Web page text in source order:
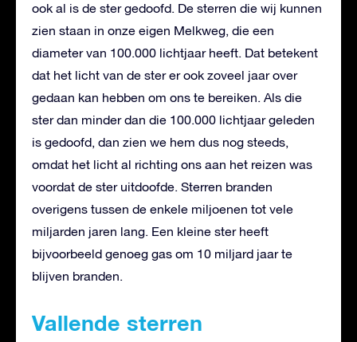
ook al is de ster gedoofd. De sterren die wij kunnen
zien staan in onze eigen Melkweg, die een
diameter van 100.000 lichtjaar heeft. Dat betekent
dat het licht van de ster er ook zoveel jaar over
gedaan kan hebben om ons te bereiken. Als die
ster dan minder dan die 100.000 lichtjaar geleden
is gedoofd, dan zien we hem dus nog steeds,
omdat het licht al richting ons aan het reizen was
voordat de ster uitdoofde. Sterren branden
overigens tussen de enkele miljoenen tot vele
miljarden jaren lang. Een kleine ster heeft
bijvoorbeeld genoeg gas om 10 miljard jaar te
blijven branden.
Vallende sterren